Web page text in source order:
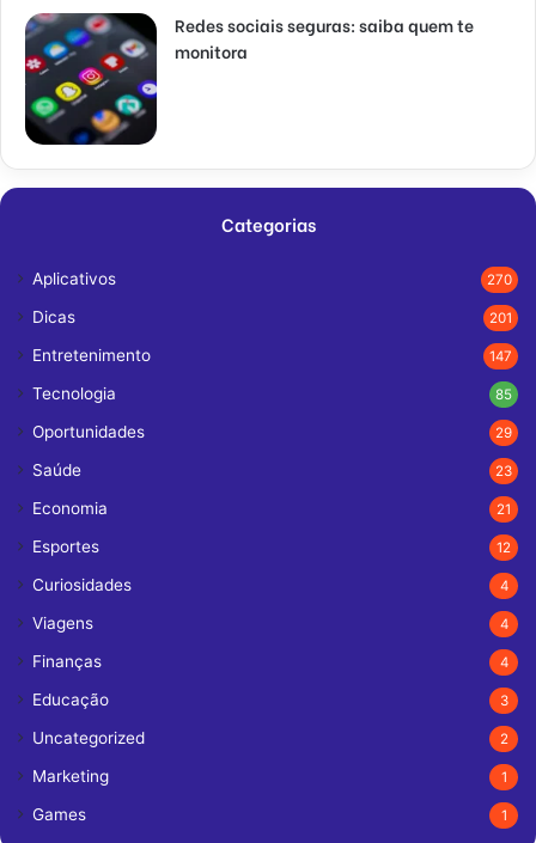
Redes sociais seguras: saiba quem te
monitora
Categorias
Aplicativos 270
Dicas 201
Entretenimento 147
Tecnologia 85
Oportunidades 29
Saúde 23
Economia 21
Esportes 12
Curiosidades 4
Viagens 4
Finanças 4
Educação 3
Uncategorized 2
Marketing 1
Games 1